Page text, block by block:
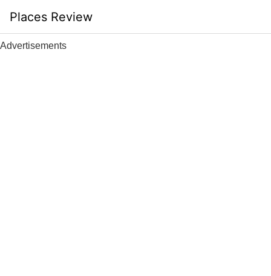
content
Places Review
Advertisements